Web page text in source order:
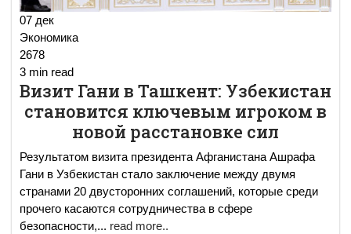
07 дек
Экономика
2678
3 min read
Визит Гани в Ташкент: Узбекистан
становится ключевым игроком в
новой расстановке сил
Результатом визита президента Афганистана Ашрафа
Гани в Узбекистан стало заключение между двумя
странами 20 двусторонних соглашений, которые среди
прочего касаются сотрудничества в сфере
безопасности,... read more..